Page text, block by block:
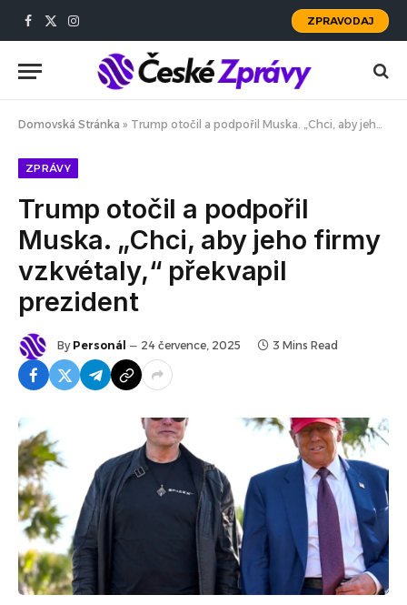
Facebook
X
Instagram
ZPRAVODAJ
Domovská Stránka » Trump otočil a podpořil Muska. „Chci, aby jeho firmy vzkvétaly,“ překvapil prezident
ZPRÁVY
Trump otočil a podpořil
Muska. „Chci, aby jeho firmy
vzkvétaly,“ překvapil
prezident
By Personál 24 července, 2025 3 Mins Read